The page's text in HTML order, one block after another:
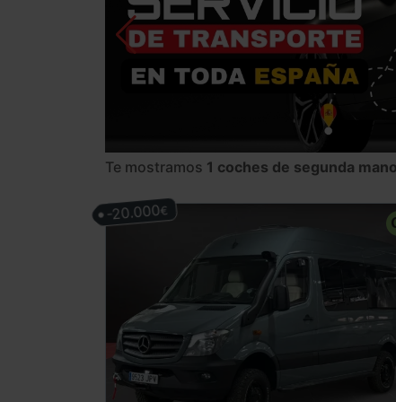
Te mostramos 1 coches de segunda mano
-20.000€